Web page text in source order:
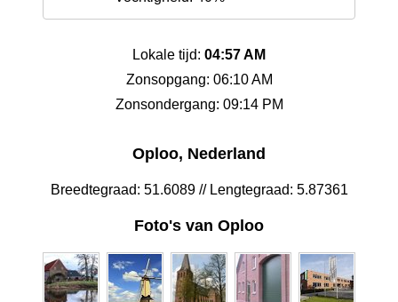
Lokale tijd: 04:57 AM
Zonsopgang: 06:10 AM
Zonsondergang: 09:14 PM
Oploo, Nederland
Breedtegraad: 51.6089 // Lengtegraad: 5.87361
Foto's van Oploo